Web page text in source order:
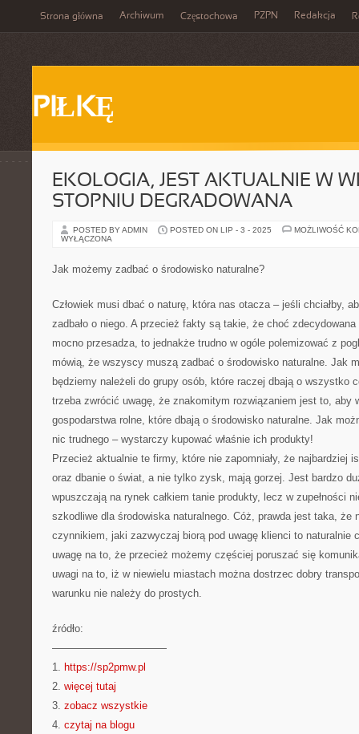
Strona główna Archiwum Częstochowa PZPN Redakcja
PIŁKĘ
EKOLOGIA, JEST AKTUALNIE W
STOPNIU DEGRADOWANA
POSTED BY ADMIN POSTED ON LIP - 3 - 2025
MOŻLIWOŚĆ
WYŁĄCZONA
Jak możemy zadbać o środowisko naturalne?
Człowiek musi dbać o naturę, która nas otacza – jeśli chciałby,
zadbało o niego. A przecież fakty są takie, że choć
mocno przesadza, to jednakże trudno w ogóle polemizować z
mówią, że wszyscy muszą zadbać o środowisko naturalne. Jak
będziemy należeli do grupy osób, które raczej dbają o wszystko
trzeba zwrócić uwagę, że znakomitym rozwiązaniem jest to, aby
gospodarstwa rolne, które dbają o środowisko naturalne. Jak
nic trudnego – wystarczy kupować właśnie ich produkty!
Przecież aktualnie te firmy, które nie zapomniały, że najbardziej
oraz dbanie o świat, a nie tylko zysk, mają gorzej. Jest bardzo
wpuszczają na rynek całkiem tanie produkty, lecz w zupełności
szkodliwe dla środowiska naturalnego. Cóż, prawda jest taka, że
czynnikiem, jaki zazwyczaj biorą pod uwagę klienci to naturalnie
uwagę na to, że przecież możemy częściej poruszać się
uwagi na to, iż w niewielu miastach można dostrzec dobry
warunku nie należy do prostych.
źródło:
———————————
1. https://sp2pmw.pl
2. więcej tutaj
3. zobacz wszystkie
4. czytaj na blogu